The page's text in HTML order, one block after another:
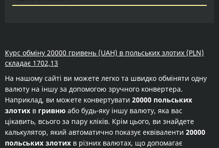
Курс обміну 20000 гривень (UAH) в польських злотих (PLN)
складає 1702,13
На нашому сайті ви можете легко та швидко обміняти одну
валюту на іншу за допомогою зручного конвертера.
Наприклад, ви можете конвертувати 20000 польських
злотих в гривню або будь-яку іншу валюту, яка вас
цікавить, всього за пару кліків. Крім цього, ви знайдете
калькулятор, який автоматично показує еквіваленти 20000
польських злотих в різних валютах, що допомагає